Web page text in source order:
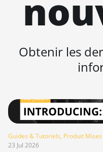
AntMiner KS7
BITMAIN
(20Gh)
AntMiner L11
BITMAIN
AntMiner L11
Hyd. 6U
Obtenir les
Guides & Tutoriels, Produit
23 Jul 2026